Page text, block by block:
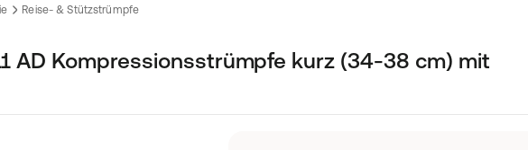
Reise- & Stützstrümpfe
AD Kompressionsstrümpfe kurz (34-38 cm) mit